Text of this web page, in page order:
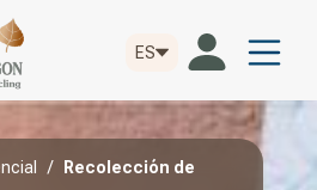
ES
/
Recolección de